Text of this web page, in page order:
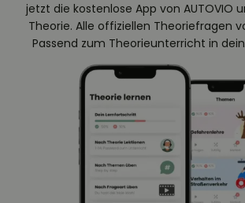
jetzt die kostenlose App von AUTOVIO
Theorie. Alle offiziellen Theoriefragen
Passend zum Theorieunterricht in